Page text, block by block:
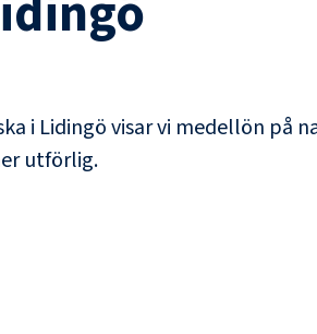
i Lidingövisar vi medellön på
utförlig.